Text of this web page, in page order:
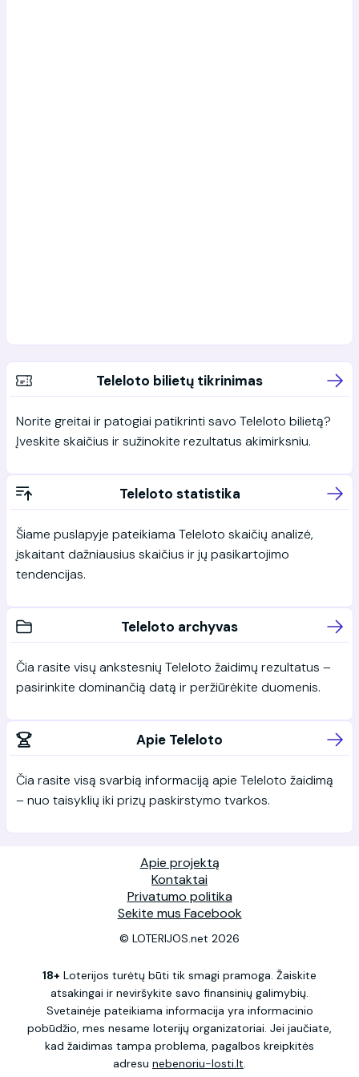
Teleloto bilietų tikrinimas
Norite greitai ir patogiai patikrinti savo Teleloto bilietą?
Įveskite skaičius ir sužinokite rezultatus akimirksniu.
Teleloto statistika
Šiame puslapyje pateikiama Teleloto skaičių analizė,
įskaitant dažniausius skaičius ir jų pasikartojimo
tendencijas.
Teleloto archyvas
Čia rasite visų ankstesnių Teleloto žaidimų rezultatus –
pasirinkite dominančią datą ir peržiūrėkite duomenis.
Apie Teleloto
Čia rasite visą svarbią informaciją apie Teleloto žaidimą
– nuo taisyklių iki prizų paskirstymo tvarkos.
Apie projektą
Kontaktai
Privatumo politika
Sekite mus Facebook
© LOTERIJOS.net 2026
18+ Loterijos turėtų būti tik smagi pramoga. Žaiskite
atsakingai ir neviršykite savo finansinių galimybių.
Svetainėje pateikiama informacija yra informacinio
pobūdžio, mes nesame loterijų organizatoriai. Jei jaučiate,
kad žaidimas tampa problema, pagalbos kreipkitės
adresu nebenoriu-losti.lt.